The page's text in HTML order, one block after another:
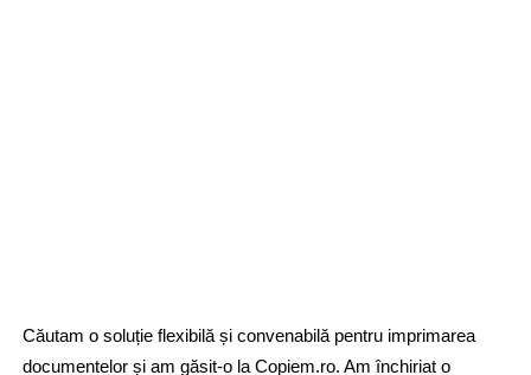
Căutam o soluție flexibilă și convenabilă pentru imprimarea
documentelor și am găsit-o la Copiem.ro. Am închiriat o